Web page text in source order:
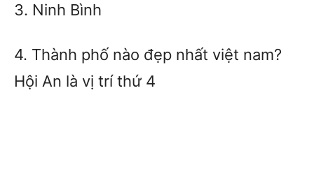
3. Ninh Bình
4. Thành phố nào đẹp nhất việt nam?
Hội An là vị trí thứ 4